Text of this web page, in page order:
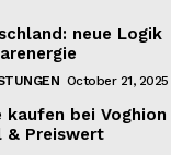
neue Logik
October 21, 2025
kaufen bei Voghion
& Preiswert